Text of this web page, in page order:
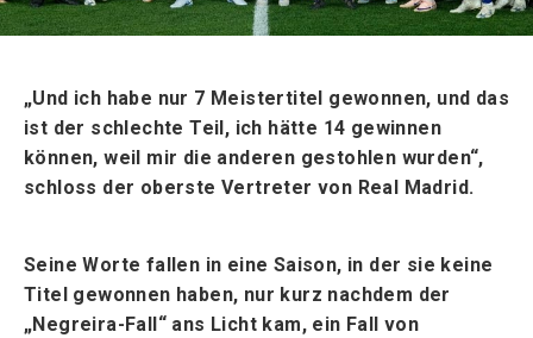
„Und ich habe nur 7 Meistertitel gewonnen, und das
ist der schlechte Teil, ich hätte 14 gewinnen
können, weil mir die anderen gestohlen wurden“,
schloss der oberste Vertreter von Real Madrid.
Seine Worte fallen in eine Saison, in der sie keine
Titel gewonnen haben, nur kurz nachdem der
„Negreira-Fall“ ans Licht kam, ein Fall von